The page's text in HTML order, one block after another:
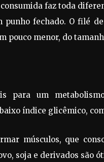
faz toda
punho fechado. O filé
pouco menor, do
para um
índice glicêmico,
músculos, que
soja e derivados são